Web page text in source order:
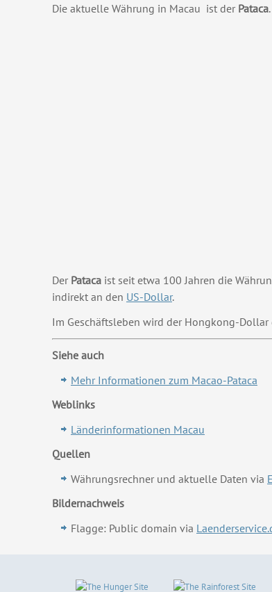
Die aktuelle Währung in Macau ist der Pataca
Der Pataca ist seit etwa 100 Jahren die
indirekt an den US-Dollar.
Im Geschäftsleben wird der Hongkong-Dollar
Siehe auch
Mehr Informationen zum Macao-Pataca
Weblinks
Länderinformationen Macau
Quellen
Währungsrechner und aktuelle Daten via
Bildernachweis
Flagge: Public domain via